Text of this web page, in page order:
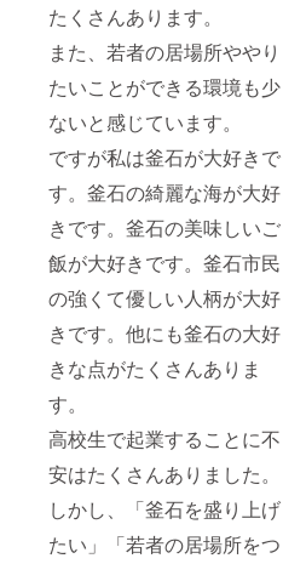
たくさんあります。
また、若者の居場所ややり
たいことができる環境も少
ないと感じています。
ですが私は釜石が大好きで
す。釜石の綺麗な海が大好
きです。釜石の美味しいご
飯が大好きです。釜石市民
の強くて優しい人柄が大好
きです。他にも釜石の大好
きな点がたくさんありま
す。
高校生で起業することに不
安はたくさんありました。
しかし、「釜石を盛り上げ
たい」「若者の居場所をつ